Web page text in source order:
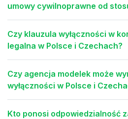
umowy cywilnoprawne od
Czy klauzula wyłączności w
legalna w Polsce i Czechach?
Czy agencja modelek może
wyłączności w Polsce i
Kto ponosi odpowiedzialność